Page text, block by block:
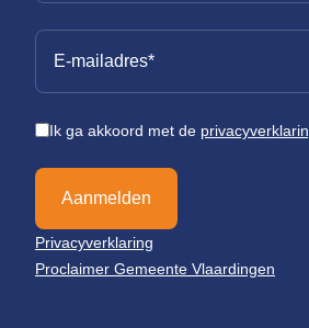
Ik ga akkoord met de
Aanmelden
Privacyverklaring
Proclaimer Gemeente Vlaardingen